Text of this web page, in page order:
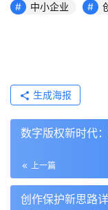
中小企业
生成海报
数字版权新时代
上一篇
创作保护新思路